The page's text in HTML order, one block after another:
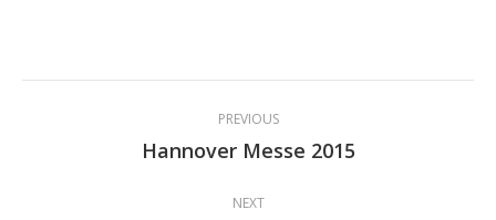
navigation
PREVIOUS
Previous
Hannover Messe 2015
NEXT